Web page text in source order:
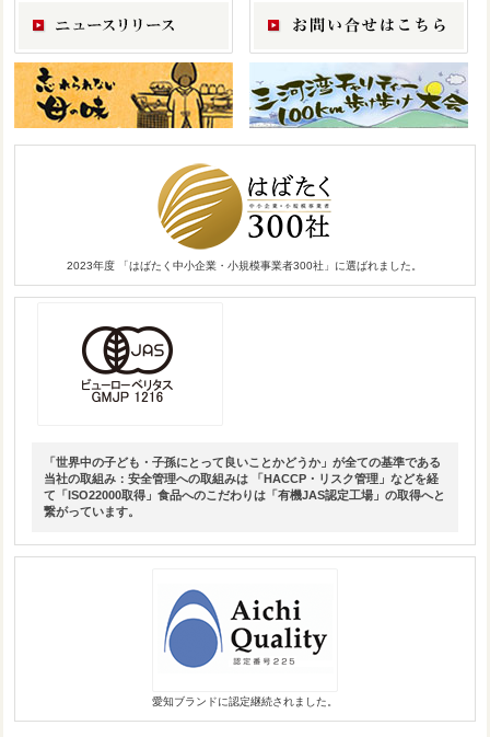
2023年度 「はばたく中小企業・小規模事業者300社」に選ばれました。
「世界中の子ども・子孫にとって良いことかどうか」が全ての基準である
当社の取組み：安全管理への取組みは 「HACCP・リスク管理」などを経
て「ISO22000取得」食品へのこだわりは「有機JAS認定工場」の取得へと
繋がっています。
愛知ブランドに認定継続されました。